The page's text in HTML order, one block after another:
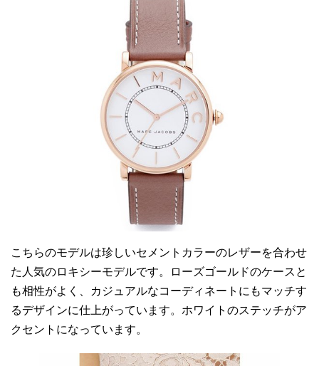
こちらのモデルは珍しいセメントカラーのレザーを合わせ
た人気のロキシーモデルです。ローズゴールドのケースと
も相性がよく、カジュアルなコーディネートにもマッチす
るデザインに仕上がっています。ホワイトのステッチがア
クセントになっています。